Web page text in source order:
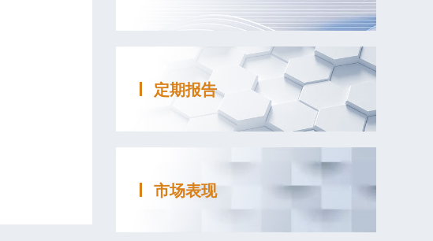
定期报告
市场表现